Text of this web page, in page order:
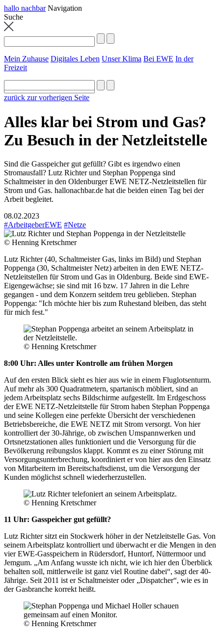
hallo nachbar Navigation
Suche
Mein Zuhause Digitales Leben Unser Klima Bei EWE In der
Freizeit
zurück zur vorherigen Seite
Alles klar bei Strom und Gas?
Zu Besuch in der Netzleitstelle
Sind die Gasspeicher gut gefüllt? Gibt es irgendwo einen
Stromausfall? Lutz Richter und Stephan Poppenga sind
Schaltmeister in den Oldenburger EWE NETZ-Netzleitstellen für
Strom und Gas. hallonachbar.de hat die beiden einen Tag bei der
Arbeit begleitet.
08.02.2023
#ArbeitgeberEWE #Netze
© Henning Kretschmer
Lutz Richter (40, Schaltmeister Gas, links im Bild) und Stephan
Poppenga (30, Schaltmeister Netz) arbeiten in den EWE NETZ-
Netzleitstellen für Strom und Gas in Oldenburg. Beide sind EWE-
Eigengewächse; sie sind mit 16 bzw. 17 Jahren in die Lehre
gegangen - und dem Konzern seitdem treu geblieben. Stephan
Poppenga: "Ich möchte hier bis zum Ruhestand bleiben, das steht
für mich fest."
© Henning Kretschmer
8:00 Uhr: Alles unter Kontrolle am frühen Morgen
Auf den ersten Blick sieht es hier aus wie in einem Fluglotsenturm.
Auf mehr als 300 Quadratmetern, spartanisch möbliert, sind an
jedem Arbeitsplatz sechs Bildschirme aufgestellt. Im Erdgeschoss
der EWE NETZ-Netzleitstelle für Strom haben Stephan Poppenga
und seine Kollegen eine perfekte Übersicht der verschiedenen
Betriebsbereiche, die EWE NETZ mit Strom versorgt. Von hier
kontrolliert der 30-Jährige, ob zwischen Umspannwerken und
Ortsnetzstationen alles funktioniert und die Versorgung für die
Bevölkerung reibungslos klappt. Kommt es zu einer Störung mit
Versorgungsunterbrechung, koordiniert er von hier aus den Einsatz
von Mitarbeitern im Bereitschaftsdienst, um die Versorgung der
Kunden möglichst schnell wiederherzustellen.
© Henning Kretschmer
11 Uhr: Gasspeicher gut gefüllt?
Lutz Richter sitzt ein Stockwerk höher in der Netzleitstelle Gas. Von
seinem Arbeitsplatz kontrolliert und überwacht er die Mengen in den
vier EWE-Gasspeichern in Rüdersdorf, Huntorf, Nüttermoor und
Jemgum. „Am Anfang wusste ich nicht, wie ich hier den Überblick
behalten soll, mittlerweile ist ganz viel Routine dabei“, sagt der 40-
Jährige. Seit 2011 ist er Schaltmeister oder „Dispatcher“, wie es in
der Gasbranche korrekt heißt.
© Henning Kretschmer